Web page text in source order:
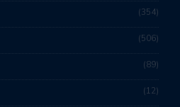
354
506
89
12